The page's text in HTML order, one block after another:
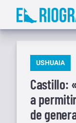
Saltar
PUBLICADO
USHUAIA
Castillo:
a
de